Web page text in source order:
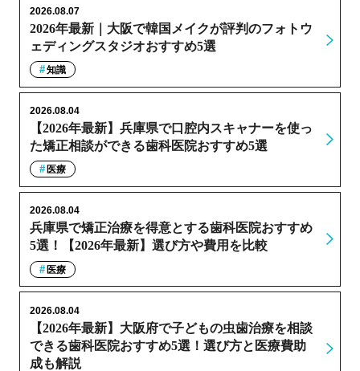
2026年最新｜大阪で韓国メイクが評判のフォトウ
ェディングスタジオおすすめ5選
2026.08.07
知識
【2026年最新】兵庫県で口腔内スキャナーを使っ
た矯正相談ができる歯科医院おすすめ5選
2026.08.04
医療
兵庫県で矯正治療を得意とする歯科医院おすすめ
5選！【2026年最新】選び方や費用を比較
2026.08.04
医療
【2026年最新】大阪府で子どもの虫歯治療を相談
できる歯科医院おすすめ5選！選び方と医療費助
成も解説
2026.08.04